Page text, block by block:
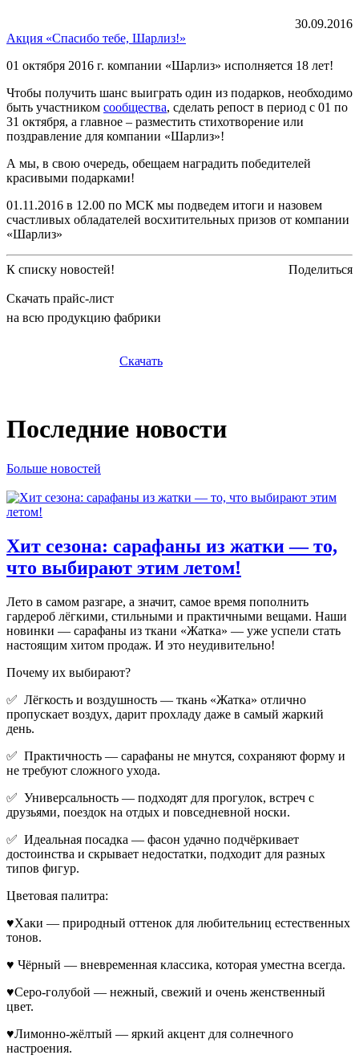
30.09.2016
Акция «Спасибо тебе, Шарлиз!»
01 октября 2016 г. компании «Шарлиз» исполняется 18 лет!
Чтобы получить шанс выиграть один из подарков, необходимо
быть участником сообщества, сделать репост в период с 01 по
31 октября, а главное – разместить стихотворение или
поздравление для компании «Шарлиз»!
А мы, в свою очередь, обещаем наградить победителей
красивыми подарками!
01.11.2016 в 12.00 по МСК мы подведем итоги и назовем
счастливых обладателей восхитительных призов от компании
«Шарлиз»
К списку новостей! Поделиться
Скачать прайс-лист
на всю продукцию фабрики
Скачать
Последние новости
Больше новостей
Хит сезона: сарафаны из жатки — то,
что выбирают этим летом!
Лето в самом разгаре, а значит, самое время пополнить
гардероб лёгкими, стильными и практичными вещами. Наши
новинки — сарафаны из ткани «Жатка» — уже успели стать
настоящим хитом продаж. И это неудивительно!
Почему их выбирают?
✅ Лёгкость и воздушность — ткань «Жатка» отлично
пропускает воздух, дарит прохладу даже в самый жаркий
день.
✅ Практичность — сарафаны не мнутся, сохраняют форму и
не требуют сложного ухода.
✅ Универсальность — подходят для прогулок, встреч с
друзьями, поездок на отдых и повседневной носки.
✅ Идеальная посадка — фасон удачно подчёркивает
достоинства и скрывает недостатки, подходит для разных
типов фигур.
Цветовая палитра:
♥Хаки — природный оттенок для любительниц естественных
тонов.
♥ Чёрный — вневременная классика, которая уместна всегда.
♥Серо-голубой — нежный, свежий и очень женственный
цвет.
♥Лимонно-жёлтый — яркий акцент для солнечного
настроения.